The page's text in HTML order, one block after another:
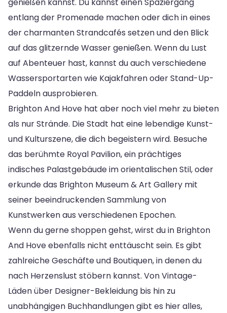
entlang der Promenade machen oder dich in eines
der charmanten Strandcafés setzen und den Blick
auf das glitzernde Wasser genießen. Wenn du Lust
auf Abenteuer hast, kannst du auch verschiedene
Wassersportarten wie Kajakfahren oder Stand-Up-
Paddeln ausprobieren.
Brighton And Hove hat aber noch viel mehr zu bieten
als nur Strände. Die Stadt hat eine lebendige Kunst-
und Kulturszene, die dich begeistern wird. Besuche
das berühmte Royal Pavilion, ein prächtiges
indisches Palastgebäude im orientalischen Stil, oder
erkunde das Brighton Museum & Art Gallery mit
seiner beeindruckenden Sammlung von
Kunstwerken aus verschiedenen Epochen.
Wenn du gerne shoppen gehst, wirst du in Brighton
And Hove ebenfalls nicht enttäuscht sein. Es gibt
zahlreiche Geschäfte und Boutiquen, in denen du
nach Herzenslust stöbern kannst. Von Vintage-
Läden über Designer-Bekleidung bis hin zu
unabhängigen Buchhandlungen gibt es hier alles,